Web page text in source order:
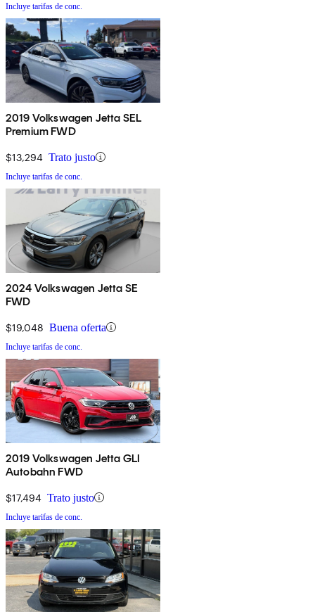
Incluye tarifas de conc.
2019 Volkswagen Jetta SEL
Premium FWD
$13,294 Trato justo
Incluye tarifas de conc.
2024 Volkswagen Jetta SE
FWD
$19,048 Buena oferta
Incluye tarifas de conc.
2019 Volkswagen Jetta GLI
Autobahn FWD
$17,494 Trato justo
Incluye tarifas de conc.